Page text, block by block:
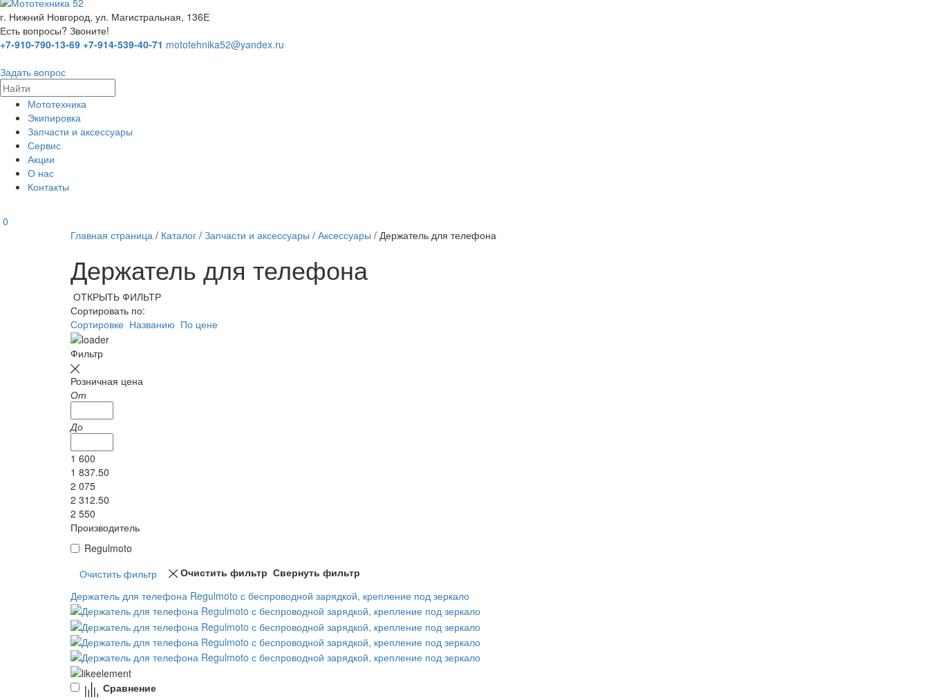
г. Нижний Новгород, ул. Магистральная, 136Е
Есть вопросы? Звоните!
+7-910-790-13-69 +7-914-539-40-71 mototehnika52@yandex.ru
Задать вопрос
Мототехника
Экипировка
Запчасти и аксессуары
Сервис
Акции
О нас
Контакты
0
Главная страница / Каталог / Запчасти и аксессуары / Аксессуары / Держатель для телефона
Держатель для телефона
ОТКРЫТЬ ФИЛЬТР
Сортировать по:
Сортировке Названию По цене
Фильтр
Розничная цена
От
До
1 600
1 837.50
2 075
2 312.50
2 550
Производитель
Regulmoto
Очистить фильтр Свернуть фильтр
Держатель для телефона Regulmoto с беспроводной зарядкой, крепление под зеркало
Сравнение